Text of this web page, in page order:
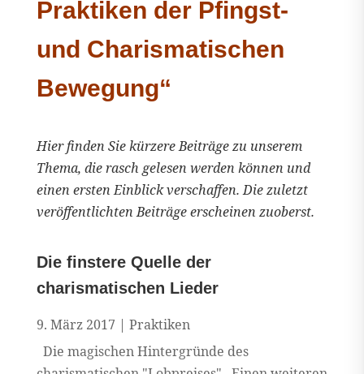
Praktiken der Pfingst-
und Charismatischen
Bewegung“
Hier finden Sie kürzere Beiträge zu unserem
Thema, die rasch gelesen werden können und
einen ersten Einblick verschaffen. Die zuletzt
veröffentlichten Beiträge erscheinen zuoberst.
Die finstere Quelle der
charismatischen Lieder
9. März 2017 | Praktiken
Die magischen Hintergründe des